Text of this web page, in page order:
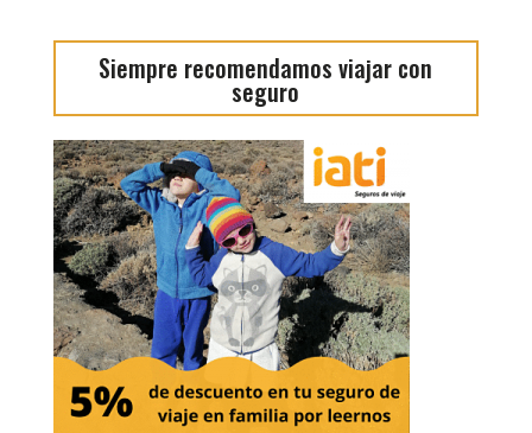
Siempre recomendamos viajar con
seguro